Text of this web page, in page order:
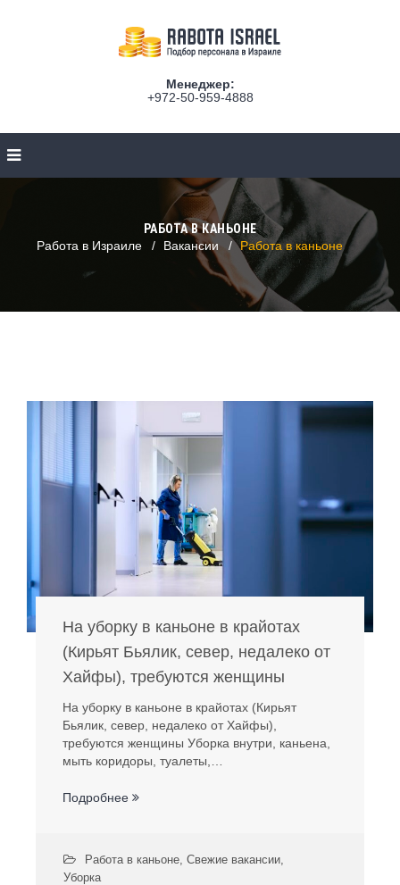
Менеджер:
+972-50-959-4888
РАБОТА В КАНЬОНЕ
Работа в Израиле
Вакансии Работа в каньоне
На уборку в каньоне в крайотах
(Кирьят Бьялик, север, недалеко от
Хайфы), требуются женщины
На уборку в каньоне в крайотах (Кирьят
Бьялик, север, недалеко от Хайфы),
требуются женщины Уборка внутри, каньена,
мыть коридоры, туалеты,…
Подробнее
Работа в каньоне, Свежие вакансии,
Уборка